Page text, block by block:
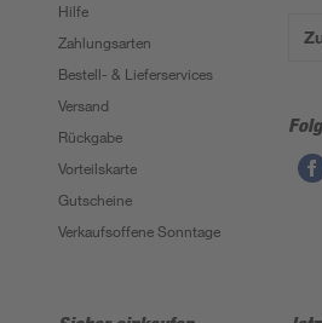
Hilfe
Zahlungsarten
Bestell- & Lieferservices
Versand
Rückgabe
Vorteilskarte
Gutscheine
Verkaufsoffene Sonntage